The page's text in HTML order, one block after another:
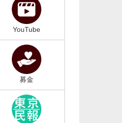
YouTube
募金